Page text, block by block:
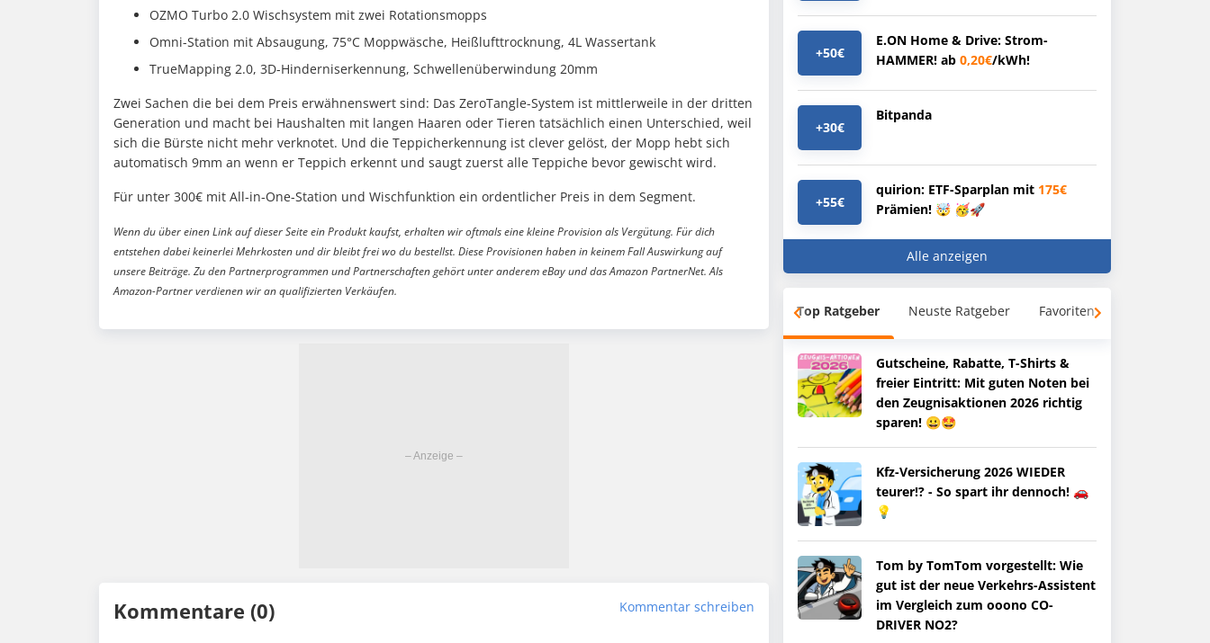
OZMO Turbo 2.0 Wischsystem mit zwei Rotationsmopps
Omni-Station mit Absaugung, 75°C Moppwäsche, Heißlufttrocknung, 4L Wassertank
TrueMapping 2.0, 3D-Hinderniserkennung, Schwellenüberwindung 20mm
Zwei Sachen die bei dem Preis erwähnenswert sind: Das ZeroTangle-System ist mittlerweile in der dritten
Generation und macht bei Haushalten mit langen Haaren oder Tieren tatsächlich einen Unterschied, weil
sich die Bürste nicht mehr verknotet. Und die Teppicherkennung ist clever gelöst, der Mopp hebt sich
automatisch 9mm an wenn er Teppich erkennt und saugt zuerst alle Teppiche bevor gewischt wird.
Für unter 300€ mit All-in-One-Station und Wischfunktion ein ordentlicher Preis in dem Segment.
Wenn du über einen Link auf dieser Seite ein Produkt kaufst, erhalten wir oftmals eine kleine Provision als Vergütung. Für dich
entstehen dabei keinerlei Mehrkosten und dir bleibt frei wo du bestellst. Diese Provisionen haben in keinem Fall Auswirkung auf
unsere Beiträge. Zu den Partnerprogrammen und Partnerschaften gehört unter anderem eBay und das Amazon PartnerNet. Als
Amazon-Partner verdienen wir an qualifizierten Verkäufen.
Kommentare (0) Kommentar schreiben
+50€
E.ON Home & Drive: Strom-
HAMMER! ab 0,20€/kWh!
+30€
Bitpanda
+55€
quirion: ETF-Sparplan mit 175€
Prämien! 🤯 🥳🚀
Alle anzeigen
Top Ratgeber Neuste Ratgeber Favoriten
Gutscheine, Rabatte, T-Shirts &
freier Eintritt: Mit guten Noten bei
den Zeugnisaktionen 2026 richtig
sparen! 😀🤩
Kfz-Versicherung 2026 WIEDER
teurer!? - So spart ihr dennoch! 🚗
💡
Tom by TomTom vorgestellt: Wie
gut ist der neue Verkehrs-Assistent
im Vergleich zum ooono CO-
DRIVER NO2?